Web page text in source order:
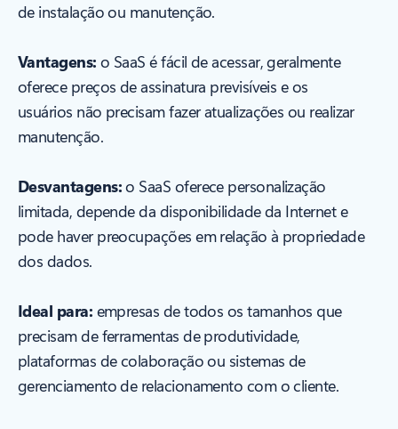
de instalação ou manutenção.
Vantagens: o SaaS é fácil de acessar, geralmente
oferece preços de assinatura previsíveis e os
usuários não precisam fazer atualizações ou realizar
manutenção.
Desvantagens:o SaaS oferece personalização
limitada, depende da disponibilidade da Internet e
pode haver preocupações em relação à propriedade
dos dados.
Ideal para: empresas de todos os tamanhos que
precisam de ferramentas de produtividade,
plataformas de colaboração ou sistemas de
gerenciamento de relacionamento com o cliente.